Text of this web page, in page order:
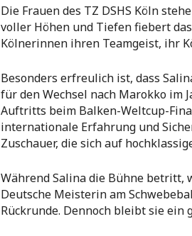
Die Frauen des TZ DSHS Köln
voller Höhen und Tiefen fiebert
Kölnerinnen ihren Teamgeist, ihr
Besonders erfreulich ist, dass
für den Wechsel nach Marokko im
Auftritts beim Balken-Weltcup-
internationale Erfahrung und
Zuschauer, die sich auf
Während Salina die Bühne betritt,
Deutsche Meisterin am
Rückrunde. Dennoch bleibt sie